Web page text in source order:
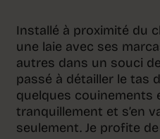
Installé à proximité du
une laie avec ses
autres dans un souci
passé à détailler le tas
quelques couinements
tranquillement et s’en
seulement. Je profite